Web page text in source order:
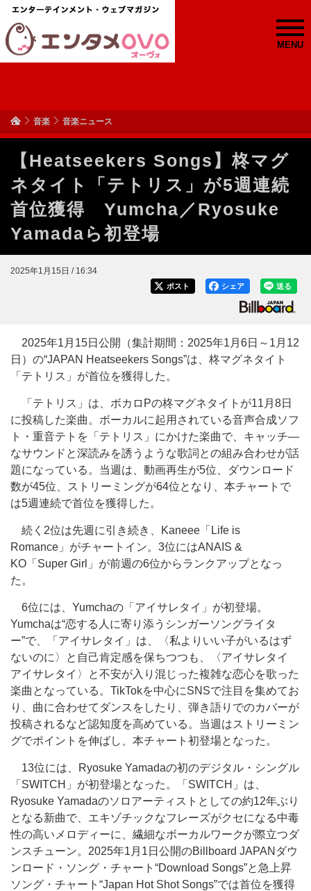
MENU
音楽 音楽ニュース
【Heatseekers Songs】柊マグ
ネタイト「テトリス」が5週連続
首位獲得 Yumcha／Ryosuke
Yamadaら初登場
2025年1月15日 / 16:34
送る
シェア
ポスト
2025年1月15日公開（集計期間：2025年1月6日～1月12
日）の“JAPAN Heatseekers Songs”は、柊マグネタイト
「テトリス」が首位を獲得した。
「テトリス」は、ボカロPの柊マグネタイトが11月8日
に投稿した楽曲。ボーカルに起用されている音声合成ソフ
ト・重音テトを「テトリス」にかけた楽曲で、キャッチ―
なサウンドと深読みを誘うような歌詞との組み合わせが話
題になっている。当週は、動画再生が5位、ダウンロード
数が45位、ストリーミングが64位となり、本チャートで
は5週連続で首位を獲得した。
続く2位は先週に引き続き、Kaneee「Life is
Romance」がチャートイン。3位にはANAIS &
KO「Super Girl」が前週の6位からランクアップとなっ
た。
6位には、Yumchaの「アイサレタイ」が初登場。
Yumchaは“恋する人に寄り添うシンガーソングライタ
ー”で、「アイサレタイ」は、〈私よりいい子がいるはず
ないのに〉と自己肯定感を保ちつつも、〈アイサレタイ
アイサレタイ〉と不安が入り混じった複雑な恋心を歌った
楽曲となっている。TikTokを中心にSNSで注目を集めてお
り、曲に合わせてダンスをしたり、弾き語りでのカバーが
投稿されるなど認知度を高めている。当週はストリーミン
グでポイントを伸ばし、本チャート初登場となった。
13位には、Ryosuke Yamadaの初のデジタル・シングル
「SWITCH」が初登場となった。「SWITCH」は、
Ryosuke Yamadaのソロアーティストとしての約12年ぶり
となる新曲で、エキゾチックなフレーズがクセになる中毒
性の高いメロディーに、繊細なボーカルワークが際立つダ
ンスチューン。2025年1月1日公開のBillboard JAPANダウ
ンロード・ソング・チャート“Download Songs”と急上昇
ソング・チャート“Japan Hot Shot Songs”では首位を獲得